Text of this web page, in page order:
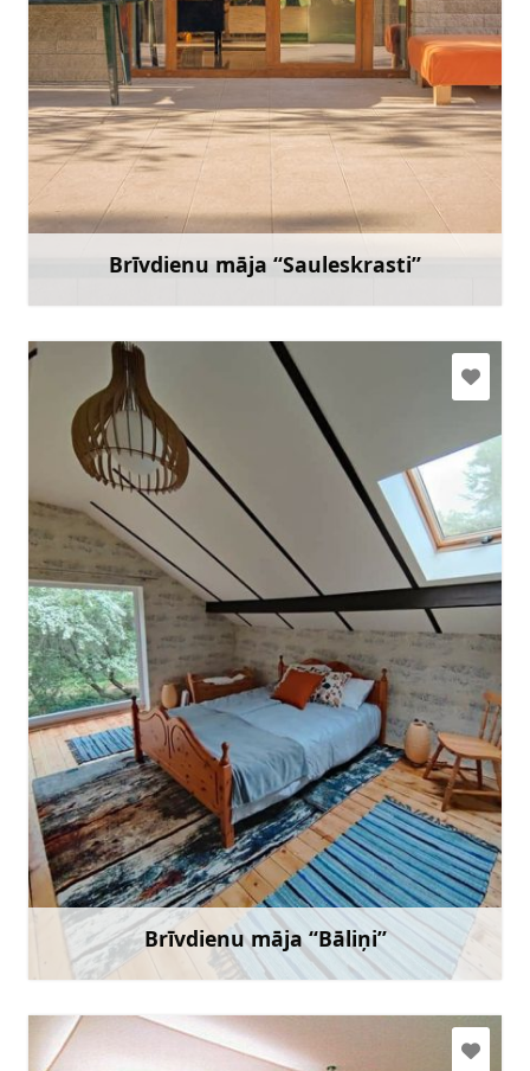
Brīvdienu māja “Sauleskrasti”
kaspars.berzinsh@gmail.com
27727772
Doties
Uzzināt vairāk
Brīvdienu māja “Bāliņi”
22423529
Doties
Uzzināt vairāk